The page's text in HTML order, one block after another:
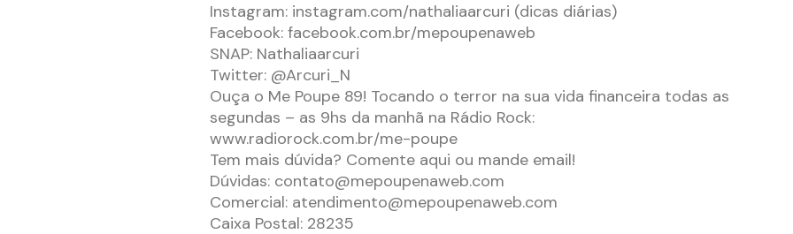
Instagram: instagram.com/nathaliaarcuri (dicas diárias)
Facebook: facebook.com.br/mepoupenaweb
SNAP: Nathaliaarcuri
Twitter: @Arcuri_N
Ouça o Me Poupe 89! Tocando o terror na sua vida financeira todas as
segundas – as 9hs da manhã na Rádio Rock:
www.radiorock.com.br/me-poupe
Tem mais dúvida? Comente aqui ou mande email!
Dúvidas: contato@mepoupenaweb.com
Comercial: atendimento@mepoupenaweb.com
Caixa Postal: 28235